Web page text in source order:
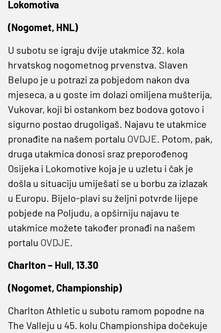
Lokomotiva
(Nogomet, HNL)
U subotu se igraju dvije utakmice 32. kola
hrvatskog nogometnog prvenstva. Slaven
Belupo je u potrazi za pobjedom nakon dva
mjeseca, a u goste im dolazi omiljena mušterija,
Vukovar, koji bi ostankom bez bodova gotovo i
sigurno postao drugoligaš. Najavu te utakmice
pronađite na našem portalu OVDJE. Potom, pak,
druga utakmica donosi sraz preporođenog
Osijeka i Lokomotive koja je u uzletu i čak je
došla u situaciju umiješati se u borbu za izlazak
u Europu. Bijelo-plavi su željni potvrde lijepe
pobjede na Poljudu, a opširniju najavu te
utakmice možete također pronađi na našem
portalu OVDJE.
Charlton – Hull, 13.30
(Nogomet, Championship)
Charlton Athletic u subotu ramom popodne na
The Valleju u 45. kolu Championshipa dočekuje